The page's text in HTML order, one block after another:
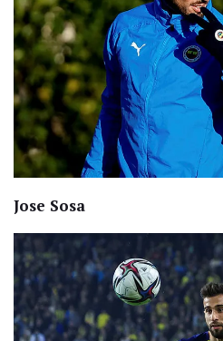
Jose Sosa